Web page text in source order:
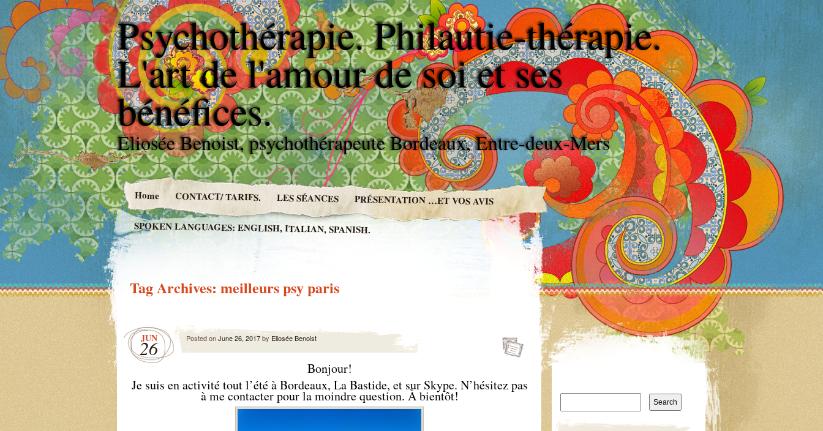
Psychothérapie. Philautie-thérapie.
L'art de l'amour de soi et ses
bénéfices.
Eliosée Benoist, psychothérapeute Bordeaux, Entre-deux-Mers
Home CONTACT/ TARIFS. LES SÉANCES PRÉSENTATION …ET VOS AVIS
SPOKEN LANGUAGES: ENGLISH, ITALIAN, SPANISH.
Tag Archives: meilleurs psy paris
JUN
26 Posted onJune 26, 2017by Eliosée Benoist
Bonjour!
Je suis en activité tout l’été à Bordeaux, La Bastide, et sur Skype. N’hésitez pas
à me contacter pour la moindre question. À bientôt!
Search